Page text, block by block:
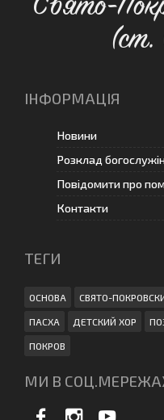
(ст.
ІНФОРМАЦІЯ
Новини
Розклад
Повідомити про
Контакти
ТЕГИ
ОСНОВА СВЯТО-
ПАСХА ДЕТСКИЙ ХОР
ПОКРОВ
МИ В